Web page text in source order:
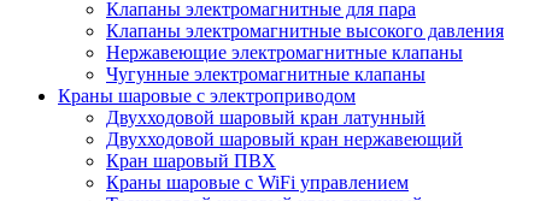
Клапаны электромагнитные для пара
Клапаны электромагнитные высокого давления
Нержавеющие электромагнитные клапаны
Чугунные электромагнитные клапаны
Краны шаровые с электроприводом
Двухходовой шаровый кран латунный
Двухходовой шаровый кран нержавеющий
Кран шаровый ПВХ
Краны шаровые с WiFi управлением